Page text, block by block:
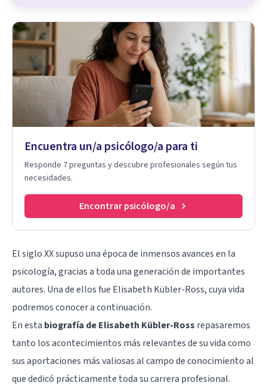
Encuentra un/a psicólogo/a para ti
Responde 7 preguntas y descubre profesionales según tus
necesidades.
Encontrar psicólogo/a
El siglo XX supuso una época de inmensos avances en la
psicología, gracias a toda una generación de importantes
autores. Una de ellos fue Elisabeth Kübler-Ross, cuya vida
podremos conocer a continuación.
En esta biografía de Elisabeth Kübler-Ross repasaremos
tanto los acontecimientos más relevantes de su vida como
sus aportaciones más valiosas al campo de conocimiento al
que dedicó prácticamente toda su carrera profesional.